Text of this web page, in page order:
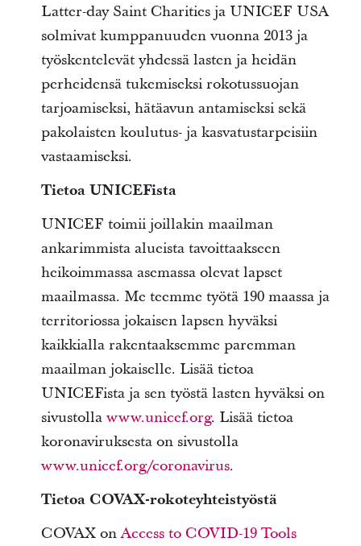
Latter-day Saint Charities ja UNICEF USA
solmivat kumppanuuden vuonna 2013 ja
työskentelevät yhdessä lasten ja heidän
perheidensä tukemiseksi rokotussuojan
tarjoamiseksi, hätäavun antamiseksi sekä
pakolaisten koulutus- ja kasvatustarpeisiin
vastaamiseksi.
Tietoa UNICEFista
UNICEF toimii joillakin maailman
ankarimmista alueista tavoittaakseen
heikoimmassa asemassa olevat lapset
maailmassa. Me teemme työtä 190 maassa ja
territoriossa jokaisen lapsen hyväksi
kaikkialla rakentaaksemme paremman
maailman jokaiselle. Lisää tietoa
UNICEFista ja sen työstä lasten hyväksi on
sivustolla www.unicef.org. Lisää tietoa
koronaviruksesta on sivustolla
www.unicef.org/coronavirus.
Tietoa COVAX-rokoteyhteistyöstä
COVAX onAccess to COVID-19 Tools